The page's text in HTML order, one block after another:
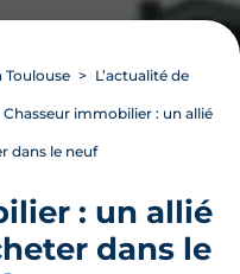
L’actualité de
Chasseur immobilier : un allié
dans le neuf
: un allié
dans le